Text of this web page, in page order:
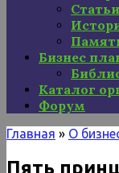
Бизнес
Каталог
Форум
Главная » О
Пять